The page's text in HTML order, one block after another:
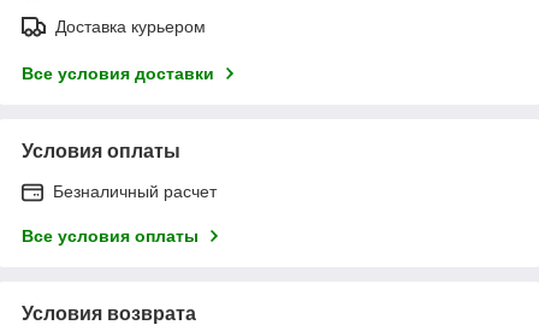
Доставка курьером
Все условия доставки
Условия оплаты
Безналичный расчет
Все условия оплаты
Условия возврата